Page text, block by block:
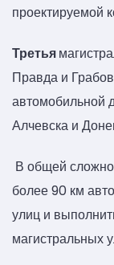
проектируемой
Третья
Правда и
автомобильной
Алчевска и
В общей
более 90 км
улиц и
магистральных